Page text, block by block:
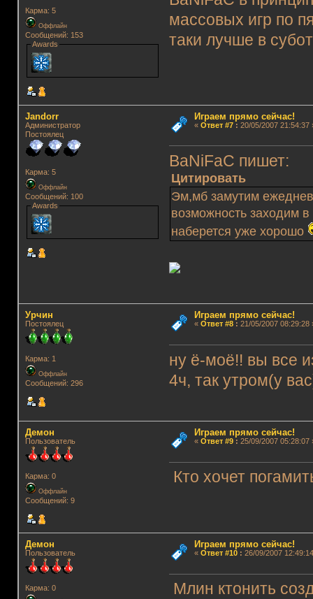
Карма: 5
Оффлайн
Сообщений: 153
Awards
массовых игр по
таки лучше в
Jandorr
Администратор
Постоялец
Карма: 5
Оффлайн
Сообщений: 100
Awards
Играем прямо сейчас!
« Ответ #7: 20/05/2007 21:54:37
BaNiFaC пишет:
Цитировать
Эм,мб замутим
возможность заходим
наберется уже хорошо
Урчин
Постоялец
Карма: 1
Оффлайн
Сообщений: 296
Играем прямо сейчас!
« Ответ #8: 21/05/2007 08:29:28
ну ё-моё!! вы все
4ч, так утром(у
Демон
Пользователь
Карма: 0
Оффлайн
Сообщений: 9
Играем прямо сейчас!
« Ответ #9: 25/09/2007 05:28:07
Кто хочет
Демон
Пользователь
Карма: 0
Играем прямо сейчас!
« Ответ #10: 26/09/2007
Млин ктонить